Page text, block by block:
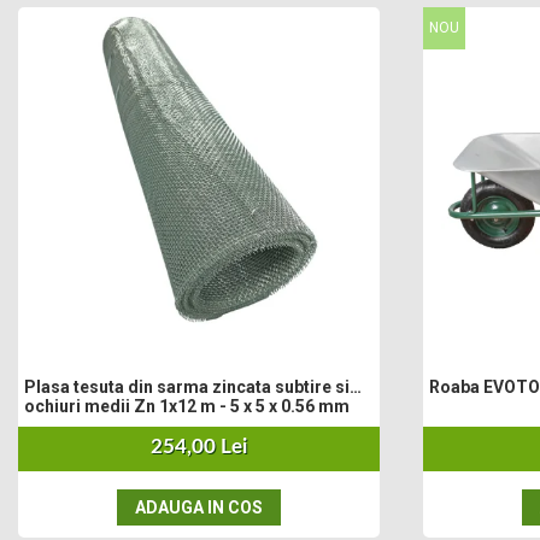
Masini electrice de tuns oi
Motoburghiu
Fierăstrău de mână
Aspirator pentru frunze
Tocator resturi vegetale
Distribuitoare de nisip
Aeratoare pentru gazon
Șuruburi Autoforante
Utilaje Agricole
Plasa tesuta din sarma zincata subtire si
ochiuri medii Zn 1x12 m - 5 x 5 x 0.56 mm
254,00 Lei
ADAUGA IN COS
NOU